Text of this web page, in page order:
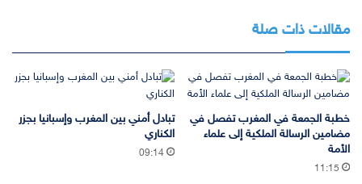
مقالات ذات صلة
خطبة الجمعة في المغرب تفصل في
مضامين الرسالة الملكية إلى علماء
الأمة
11:15
تبادل أمني بين المغرب وإسبانيا بجزر
الكناري
09:14